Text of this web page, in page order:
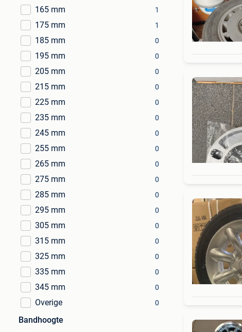
165 mm 1
175 mm 1
185 mm 0
195 mm 0
205 mm 0
215 mm 0
225 mm 0
235 mm 0
245 mm 0
255 mm 0
265 mm 0
275 mm 0
285 mm 0
295 mm 0
305 mm 0
315 mm 0
325 mm 0
335 mm 0
345 mm 0
Overige 0
Bandhoogte